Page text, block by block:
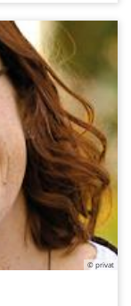
© privat